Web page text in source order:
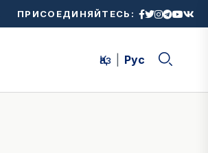
ПРИСОЕДИНЯЙТЕСЬ:
Қаз Рус